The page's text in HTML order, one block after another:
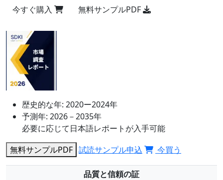
今すぐ購入
無料サンプルPDF
歴史的な年: 2020ー2024年
予測年: 2026－2035年
必要に応じて日本語レポートが入手可能
無料サンプルPDF 試読サンプル申込 今買う
品質と信頼の証